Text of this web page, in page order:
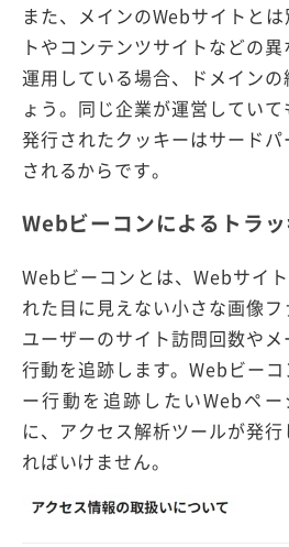
また、メインのWebサイトと
トやコンテンツサイトなどの
運用している場合、ドメイン
ょう。同じ企業が運営してい
発行されたクッキーはサード
されるからです。
Webビーコンによるトラ
Webビーコンとは、Webサイ
れた目に見えない小さな画像フ
ユーザーのサイト訪問回数や
行動を追跡します。Webビー
ー行動を追跡したいWebペ
に、アクセス解析ツールが発
ればいけません。